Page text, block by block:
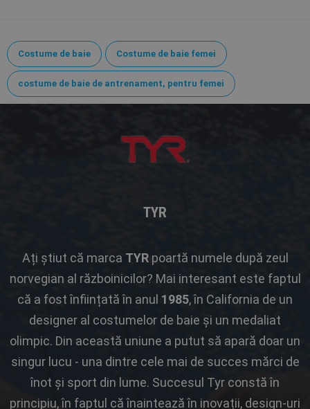
Costume de baie Costume de baie femei
costume de baie de antrenament, pentru femei
TYR
Ați știut că marca TYRpoartă numele după zeul
norvegian al războinicilor? Mai interesant este faptul
că a fost înființată în anul 1985, în California de un
designer al costumelor de baie și un medaliat
olimpic. Din această uniune a putut să apară doar un
singur lucu - una dintre cele mai de succes mărci de
înot și sport din lume. Succesul Tyr constă în
principiu, în faptul că înaintează în inovații, design-uri